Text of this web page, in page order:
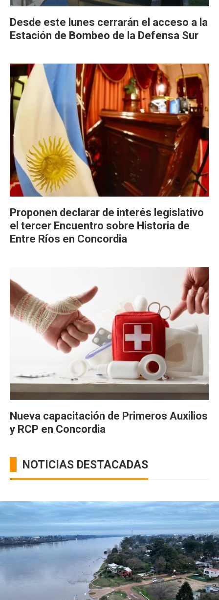
Desde este lunes cerrarán el acceso a la
Estación de Bombeo de la Defensa Sur
Proponen declarar de interés legislativo
el tercer Encuentro sobre Historia de
Entre Ríos en Concordia
Nueva capacitación de Primeros Auxilios
y RCP en Concordia
NOTICIAS DESTACADAS